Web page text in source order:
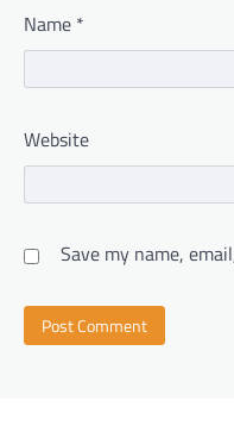
Name *
Website
Save my name,